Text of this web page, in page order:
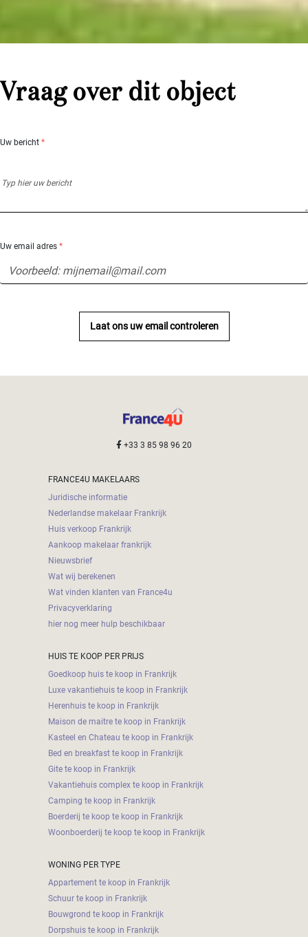
Vraag over dit object
Uw bericht *
Uw email adres *
Laat ons uw email controleren
+33 3 85 98 96 20
FRANCE4U MAKELAARS
Juridische informatie
Nederlandse makelaar Frankrijk
Huis verkoop Frankrijk
Aankoop makelaar frankrijk
Nieuwsbrief
Wat wij berekenen
Wat vinden klanten van France4u
Privacyverklaring
hier nog meer hulp beschikbaar
HUIS TE KOOP PER PRIJS
Goedkoop huis te koop in Frankrijk
Luxe vakantiehuis te koop in Frankrijk
Herenhuis te koop in Frankrijk
Maison de maitre te koop in Frankrijk
Kasteel en Chateau te koop in Frankrijk
Bed en breakfast te koop in Frankrijk
Gite te koop in Frankrijk
Vakantiehuis complex te koop in Frankrijk
Camping te koop in Frankrijk
Boerderij te koop te koop in Frankrijk
Woonboerderij te koop te koop in Frankrijk
WONING PER TYPE
Appartement te koop in Frankrijk
Schuur te koop in Frankrijk
Bouwgrond te koop in Frankrijk
Dorpshuis te koop in Frankrijk